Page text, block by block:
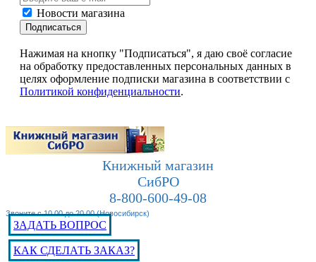
Новости магазина
Подписаться
Нажимая на кнопку "Подписаться", я даю своё согласие
на обработку предоставленных персональных данных в
целях оформление подписки магазина в соответствии с
Политикой конфиденциальности.
Книжный магазин
СибРО
8-800-600-49-08
Звоните с 10.00 до 20.00 (Новосибирск)
ЗАДАТЬ ВОПРОС
КАК СДЕЛАТЬ ЗАКАЗ?